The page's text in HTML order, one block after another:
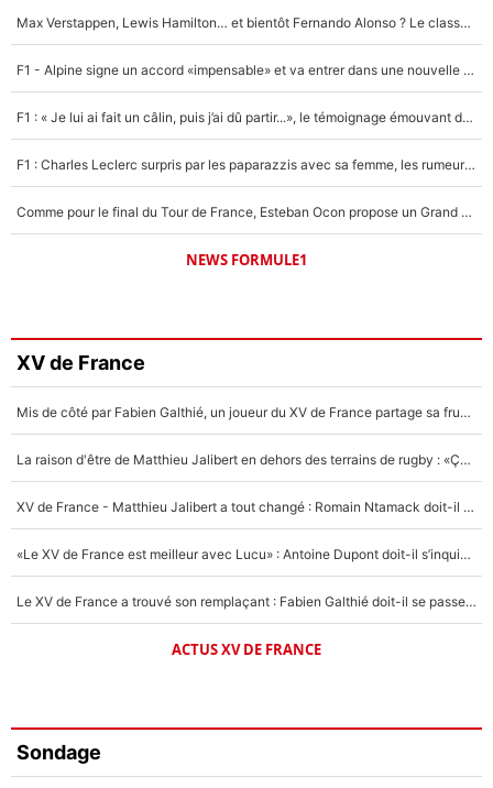
Max Verstappen, Lewis Hamilton… et bientôt Fernando Alonso ? Le classement des pilotes les mieux payés en Formule 1 risque de changer !
F1 - Alpine signe un accord «impensable» et va entrer dans une nouvelle dimension : Grande nouvelle pour Pierre Gasly !
F1 : « Je lui ai fait un câlin, puis j’ai dû partir...», le témoignage émouvant de Max Verstappen sur sa fille
F1 : Charles Leclerc surpris par les paparazzis avec sa femme, les rumeurs étaient vraies !
Comme pour le final du Tour de France, Esteban Ocon propose un Grand Prix de Formule 1 à Paris : «Autour de l’Arc de Triomphe, ce serait génial» !
NEWS FORMULE1
XV de France
Mis de côté par Fabien Galthié, un joueur du XV de France partage sa frustration : «ils ne me l’ont pas dit tout de suite»
La raison d'être de Matthieu Jalibert en dehors des terrains de rugby : «Ça m'atteint autant que si tu touches à un membre de ma famille»
XV de France - Matthieu Jalibert a tout changé : Romain Ntamack doit-il s’inquiéter pour sa place à un an de la Coupe du monde ?
«Le XV de France est meilleur avec Lucu» : Antoine Dupont doit-il s’inquiéter pour sa place ?
Le XV de France a trouvé son remplaçant : Fabien Galthié doit-il se passer d'Antoine Dupont ?
ACTUS XV DE FRANCE
Sondage